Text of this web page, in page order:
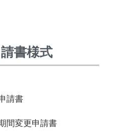
書様式
請書
間変更申請書